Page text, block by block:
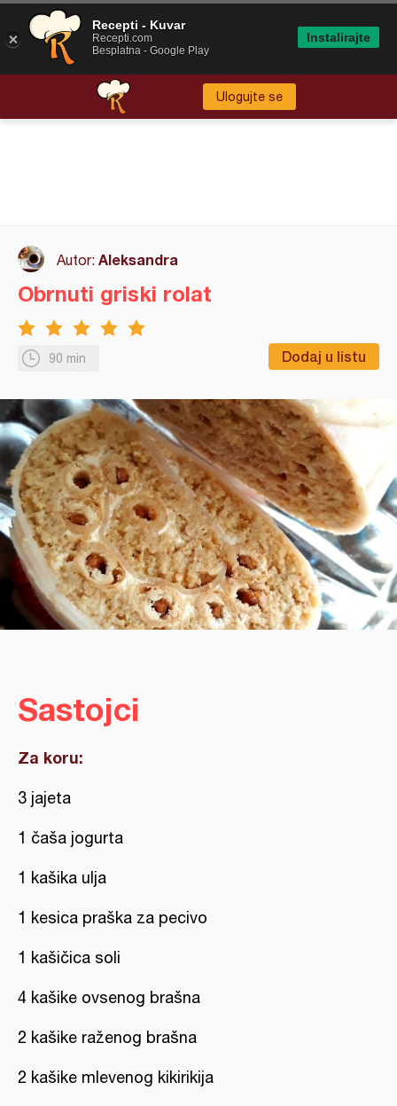
Ulogujte se
Autor: Aleksandra
90 min Dodaj u listu
Obrnuti griski rolat
Sastojci
Za koru:
3 jajeta
1 čaša jogurta
1 kašika ulja
1 kesica praška za pecivo
1 kašičica soli
4 kašike ovsenog brašna
2 kašike raženog brašna
2 kašike mlevenog kikirikija
Recepti - Kuvar
Recepti.com
Besplatna - Google Play
Instalirajte